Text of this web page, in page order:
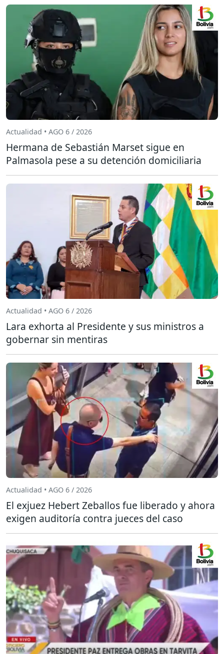
Actualidad • AGO 6 / 2026
Hermana de Sebastián Marset sigue en
Palmasola pese a su detención domiciliaria
Actualidad • AGO 6 / 2026
Lara exhorta al Presidente y sus ministros a
gobernar sin mentiras
Actualidad • AGO 6 / 2026
El exjuez Hebert Zeballos fue liberado y ahora
exigen auditoría contra jueces del caso